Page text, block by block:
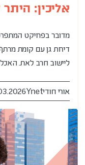
אליכין: היתר
דירות גן עם קומת
ליישוב חרב לאת. האכלוס
אורי חודיYnet